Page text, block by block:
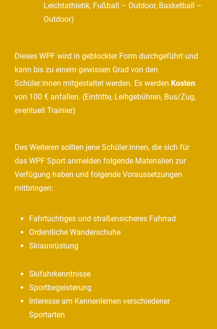
Leichtathletik, Fußball – Outdoor, Basketball –
Outdoor)
Dieses WPF wird in geblockter Form durchgeführt und
kann bis zu einem gewissen Grad von den
Schüler:innen mitgestaltet werden. Es werden Kosten
von 100 € anfallen. (Eintritte, Leihgebühren, Bus/Zug,
eventuell Trainier)
Des Weiteren sollten jene Schüler:innen, die sich für
das WPF Sport anmelden folgende Materialien zur
Verfügung haben und folgende Voraussetzungen
mitbringen:
Fahrtüchtiges und straßensicheres Fahrrad
Ordentliche Wanderschuhe
Skiausrüstung
Skifahrkenntnisse
Sportbegeisterung
Interesse am Kennenlernen verschiedener
Sportarten